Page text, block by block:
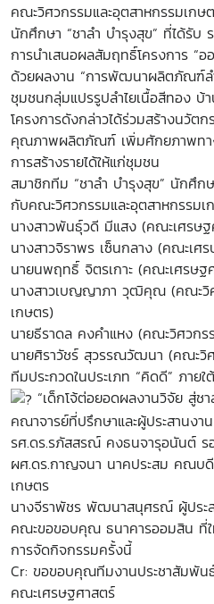
คณะวิศวกรรมและอุตสาหกรรมเก
นักศึกษา “ชาลำ บำรุงสุข” ที่ได้รับ
การนำเสนอผลสัมฤทธิ์โครงการ “อ
ด้วยผลงาน “การพัฒนาผลิตภัณฑ์ล
ชุมชนกลุ่มแปรรูปลำไยเนื้อสีทอง บ้
โครงการดังกล่าวได้ร่วมสร้างนวัต
คุณภาพผลิตภัณฑ์ เพิ่มศักยภาพทาง
การสร้างรายได้ให้แก่ชุมชน
สมาชิกทีม “ชาลำ บำรุงสุข” นักศึก
กับคณะวิศวกรรมและอุตสาหกรรมเ
นางสาวพันธุ์วดี มีแสง (คณะเศรษ
นางสาวจิราพร เซ็นกลาง (คณะเศ
นายนพฤทธิ์ จิตรเกาะ (คณะเศรษฐ
นางสาวเบญญาภา วุฒิคุณ (คณะวิศ
เกษตร)
นายธีราดล คงคำแหง (คณะวิศวกร
นายศิราวัชร์ สุวรรณวัฒนา (คณะวิ
ทีมประกวดในประเภท “คิดดี” ภายใ
“เด็กโจ้ต่อยอดผลงานวิจัย สู่ช
คณาจารย์ที่ปรึกษาและผู้ประสานงาน
รศ.ดร.รภัสสรณ์ คงธนจารุอนันต์
ผศ.ดร.กาญจนา นาคประสม คณบ
เกษตร
นางจีราพัชร พัฒนาสนุศรณ์ ผู้ประส
คณะขอขอบคุณ ธนาคารออมสิน ที่
การจัดกิจกรรมครั้งนี้
Cr: ขอขอบคุณทีมงานประชาสัมพัน
คณะเศรษฐศาสตร์